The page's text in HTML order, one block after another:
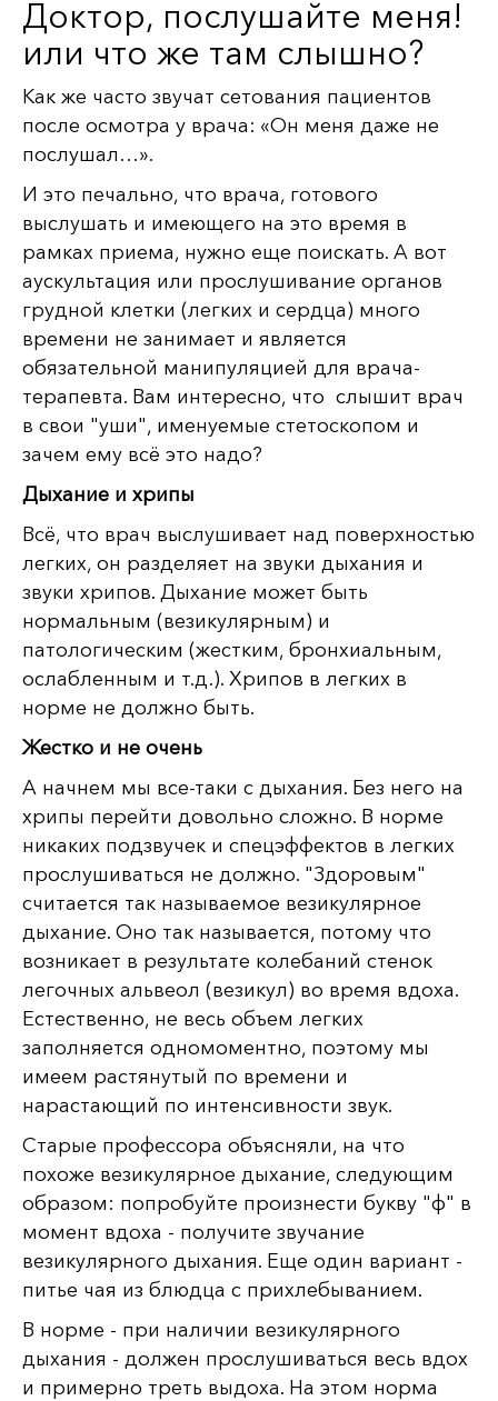
Доктор, послушайте меня!
или что же там слышно?
Как же часто звучат сетования пациентов
после осмотра у врача: «Он меня даже не
послушал…».
И это печально, что врача, готового
выслушать и имеющего на это время в
рамках приема, нужно еще поискать. А вот
аускультация или прослушивание органов
грудной клетки (легких и сердца) много
времени не занимает и является
обязательной манипуляцией для врача-
терапевта. Вам интересно, что слышит врач
в свои "уши", именуемые стетоскопом и
зачем ему всё это надо?
Дыхание и хрипы
Всё, что врач выслушивает над поверхностью
легких, он разделяет на звуки дыхания и
звуки хрипов. Дыхание может быть
нормальным (везикулярным) и
патологическим (жестким, бронхиальным,
ослабленным и т.д.). Хрипов в легких в
норме не должно быть.
Жестко и не очень
А начнем мы все-таки с дыхания. Без него на
хрипы перейти довольно сложно. В норме
никаких подзвучек и спецэффектов в легких
прослушиваться не должно. "Здоровым"
считается так называемое везикулярное
дыхание. Оно так называется, потому что
возникает в результате колебаний стенок
легочных альвеол (везикул) во время вдоха.
Естественно, не весь объем легких
заполняется одномоментно, поэтому мы
имеем растянутый по времени и
нарастающий по интенсивности звук.
Старые профессора объясняли, на что
похоже везикулярное дыхание, следующим
образом: попробуйте произнести букву "ф" в
момент вдоха - получите звучание
везикулярного дыхания. Еще один вариант -
питье чая из блюдца с прихлебыванием.
В норме - при наличии везикулярного
дыхания - должен прослушиваться весь вдох
и примерно треть выдоха. На этом норма